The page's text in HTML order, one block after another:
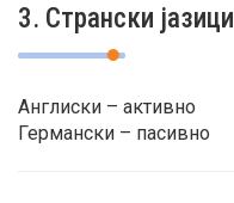
3. Странски јазици
Англиски – активно
Германски – пасивно